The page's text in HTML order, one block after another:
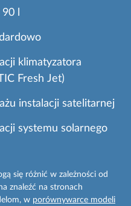
l
klimatyzatora
Fresh Jet)
instalacji satelitarnej
systemu solarnego
się różnić w zależności od
znaleźć na stronach
w porównywarce modeli